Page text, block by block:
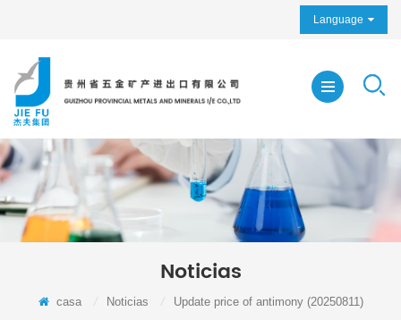
Language
Noticias
casa Noticias Update price of antimony (20250811)